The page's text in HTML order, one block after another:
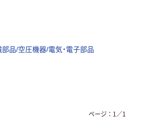
部品/空圧機器/電気・電子部品
ページ： 1 ／1